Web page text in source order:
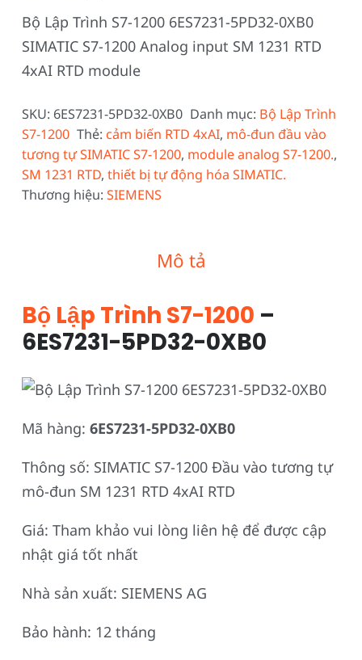
Bộ Lập Trình S7-1200 6ES7231-5PD32-0XB0
SIMATIC S7-1200 Analog input SM 1231 RTD
4xAI RTD module
SKU: 6ES7231-5PD32-0XB0 Danh mục: Bộ Lập Trình
S7-1200 Thẻ: cảm biến RTD 4xAI, mô-đun đầu vào
tương tự SIMATIC S7-1200, module analog S7-1200.,
SM 1231 RTD, thiết bị tự động hóa SIMATIC.
Thương hiệu: SIEMENS
Mô tả
Bộ Lập Trình S7-1200 –
6ES7231-5PD32-0XB0
Mã hàng: 6ES7231-5PD32-0XB0
Thông số: SIMATIC S7-1200 Đầu vào tương tự
mô-đun SM 1231 RTD 4xAI RTD
Giá: Tham khảo vui lòng liên hệ để được cập
nhật giá tốt nhất
Nhà sản xuất: SIEMENS AG
Bảo hành: 12 tháng